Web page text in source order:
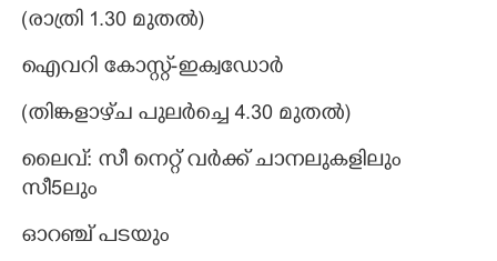
(രാത്രി 1.30 മുതൽ)
ഐവറി കോസ്റ്റ്-ഇക്വഡോർ
(തിങ്കളാഴ്‌ച പുലർച്ചെ 4.30 മുതൽ)
ലൈവ്: സീ നെറ്റ് വർക്ക് ചാനലുകളിലും
സീ5ലും
ഓറഞ്ച് പടയും